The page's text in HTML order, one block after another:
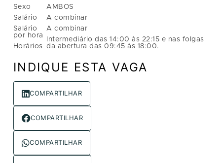
Sexo
Salário
Salário
por hora
Horários
AMBOS
A combinar
A combinar
Intermediário das 14:00 às 22:15 e nas folgas
da abertura das 09:45 às 18:00.
INDIQUE ESTA VAGA
COMPARTILHAR
COMPARTILHAR
COMPARTILHAR